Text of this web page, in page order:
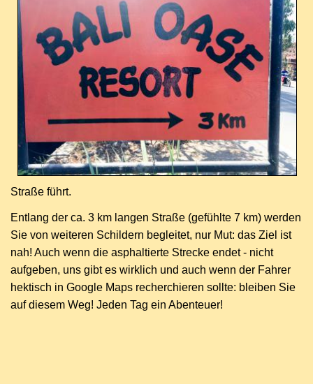
Straße führt.
Entlang der ca. 3 km langen Straße (gefühlte 7 km) werden
Sie von weiteren Schildern begleitet, nur Mut: das Ziel ist
nah! Auch wenn die asphaltierte Strecke endet - nicht
aufgeben, uns gibt es wirklich und auch wenn der Fahrer
hektisch in Google Maps recherchieren sollte: bleiben Sie
auf diesem Weg! Jeden Tag ein Abenteuer!